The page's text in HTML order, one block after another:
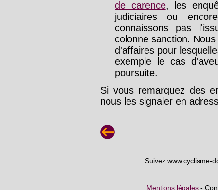
de carence, les
judiciaires ou
connaissons pas
colonne sanction.
d'affaires pour
exemple le cas
poursuite.
Si vous remarquez des
nous les signaler en
Suivez www.cyclisme-
Mentions légales-